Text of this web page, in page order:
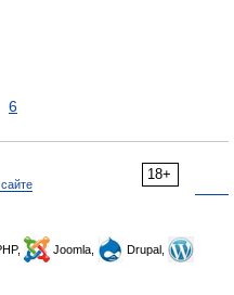
6
18+
Joomla,
Drupal,